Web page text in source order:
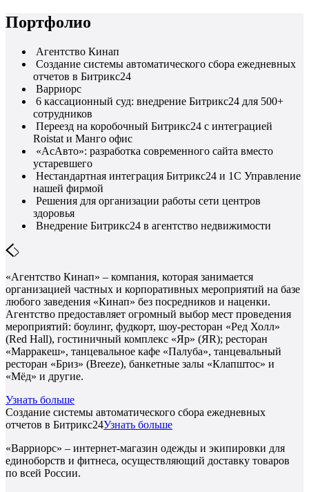
Портфолио
Агентство Кинап
Создание системы автоматического сбора ежедневных
отчетов в Битрикс24
Варриорс
6 кассационный суд: внедрение Битрикс24 для 500+
сотрудников
Переезд на коробочный Битрикс24 с интеграцией
Roistat и Манго офис
«АсАвто»: разработка современного сайта вместо
устаревшего
Нестандартная интеграция Битрикс24 и 1С Управление
нашей фирмой
Решения для организации работы сети центров
здоровья
Внедрение Битрикс24 в агентство недвижимости
«Агентство Кинап» – компания, которая занимается
организацией частных и корпоративных мероприятий на базе
любого заведения «Кинап» без посредников и наценки.
Агентство предоставляет огромный выбор мест проведения
мероприятий: боулинг, фудкорт, шоу-ресторан «Ред Холл»
(Red Hall), гостиничный комплекс «Яр» (ЯR); ресторан
«Марракеш», танцевальное кафе «Палуба», танцевальный
ресторан «Бриз» (Breeze), банкетные залы «Клапштос» и
«Мёд» и другие.
Узнать больше
Создание системы автоматического сбора ежедневных
отчетов в Битрикс24Узнать больше
«Варриорс» – интернет-магазин одежды и экипировки для
единоборств и фитнеса, осуществляющий доставку товаров
по всей России.